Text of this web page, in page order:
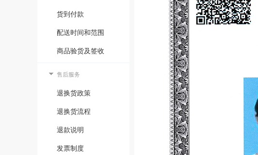
货到付款
配送时间和范围
商品验货及签收
售后服务
退换货政策
退换货流程
退款说明
发票制度